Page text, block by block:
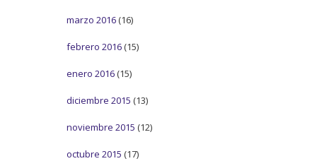
marzo 2016 (16)
febrero 2016 (15)
enero 2016 (15)
diciembre 2015 (13)
noviembre 2015 (12)
octubre 2015 (17)